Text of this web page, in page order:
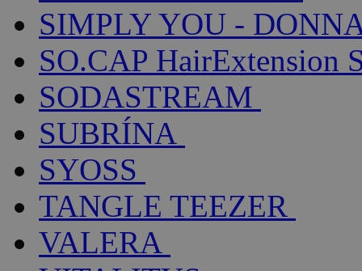
SIMPLY YOU -
SO.CAP HairExtension
SODASTREAM
SUBRÍNA
SYOSS
TANGLE TEEZER
VALERA